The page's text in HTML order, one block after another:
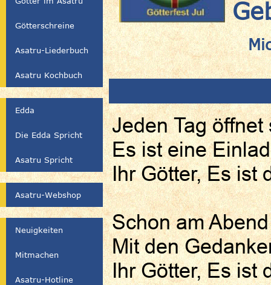
Jeden Tag
Es ist eine
Ihr Götter, Es ist
Schon am
Mit den
Ihr Götter, Es ist
Götterschreine
Asatru-Liederbuch
Asatru Kochbuch
Edda
Die Edda Spricht
Asatru Spricht
Asatru-Webshop
Neuigkeiten
Mitmachen
Asatru-Hotline